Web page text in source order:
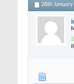
26th January